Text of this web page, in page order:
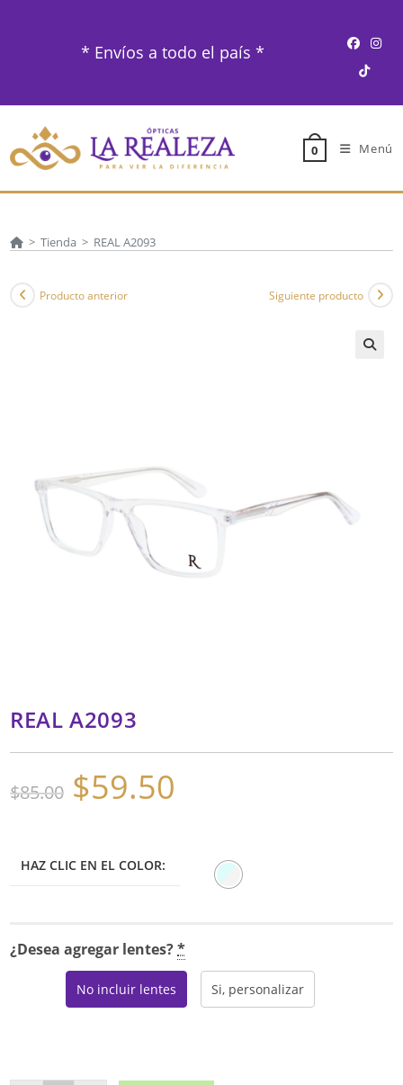
* Envíos a todo el país *
0 Menú
> Tienda > REAL A2093
Producto anterior Siguiente producto
REAL A2093
$85.00
El
precio
original
$59.50
HAZ CLIC EN EL COLOR:
¿Desea agregar lentes?*
No incluir lentes Si, personalizar